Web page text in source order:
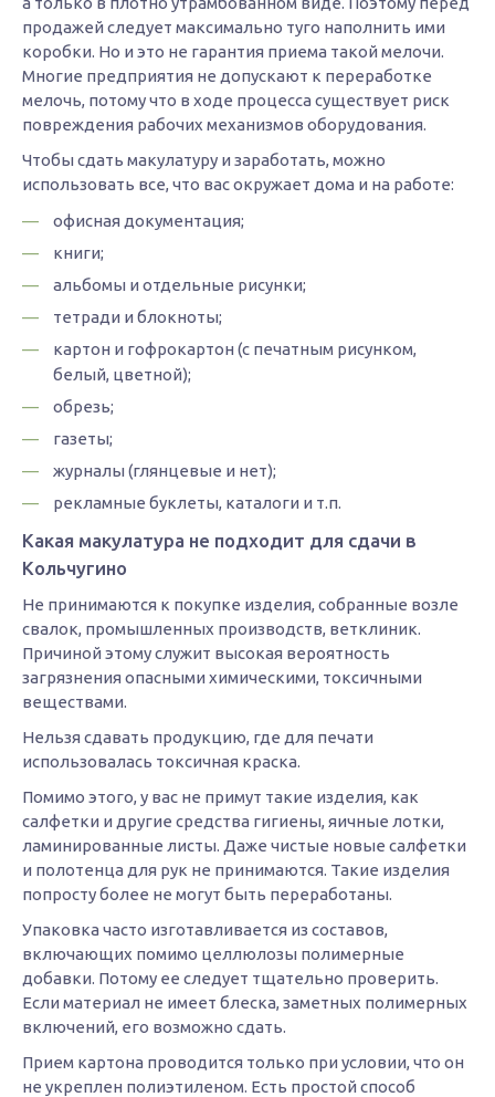
продажей следует максимально туго наполнить ими
коробки. Но и это не гарантия приема такой мелочи.
Многие предприятия не допускают к переработке
мелочь, потому что в ходе процесса существует риск
повреждения рабочих механизмов оборудования.
Чтобы сдать макулатуру и заработать, можно
использовать все, что вас окружает дома и на работе:
офисная документация;
книги;
альбомы и отдельные рисунки;
тетради и блокноты;
картон и гофрокартон (с печатным рисунком,
белый, цветной);
обрезь;
газеты;
журналы (глянцевые и нет);
рекламные буклеты, каталоги и т.п.
Какая макулатура не подходит для сдачи в
Кольчугино
Не принимаются к покупке изделия, собранные возле
свалок, промышленных производств, ветклиник.
Причиной этому служит высокая вероятность
загрязнения опасными химическими, токсичными
веществами.
Нельзя сдавать продукцию, где для печати
использовалась токсичная краска.
Помимо этого, у вас не примут такие изделия, как
салфетки и другие средства гигиены, яичные лотки,
ламинированные листы. Даже чистые новые салфетки
и полотенца для рук не принимаются. Такие изделия
попросту более не могут быть переработаны.
Упаковка часто изготавливается из составов,
включающих помимо целлюлозы полимерные
добавки. Потому ее следует тщательно проверить.
Если материал не имеет блеска, заметных полимерных
включений, его возможно сдать.
Прием картона проводится только при условии, что он
не укреплен полиэтиленом. Есть простой способ